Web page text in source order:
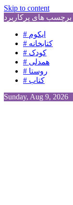
Skip to content
برچسب های پرکاربرد
# ایکوم
# کتابخانه
# کودک
# همدلی
# روستا
# کتاب
Sunday, Aug 9, 2026